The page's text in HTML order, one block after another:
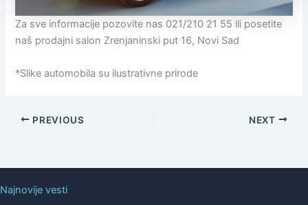
Za sve informacije pozovite nas 021/210 21 55 ili posetite
naš prodajni salon Zrenjaninski put 16, Novi Sad
*Slike automobila su ilustrativne prirode
PREVIOUS NEXT
Najnovije vesti